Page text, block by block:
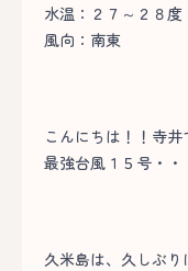
水温：２７～２８度
風向：南東
こんにちは！！寺井
最強台風１５号・
久米島は、久しぶ